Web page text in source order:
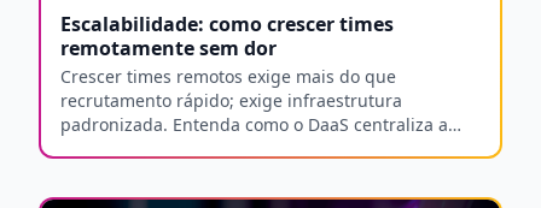
Escalabilidade: como crescer times
remotamente sem dor
Crescer times remotos exige mais do que
recrutamento rápido; exige infraestrutura
padronizada. Entenda como o DaaS centraliza a